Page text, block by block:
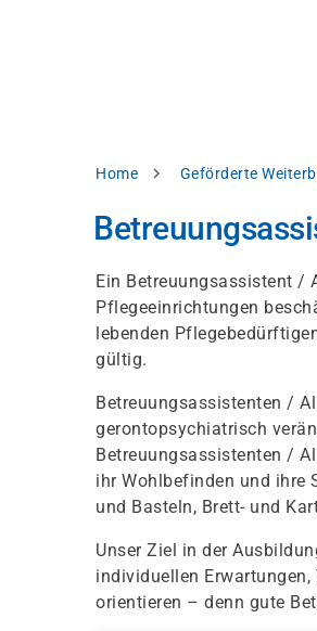
Pfadnavigation
Home Geförderte
Ein Betreuungsassistent /
Pflegeeinrichtungen
lebenden
gültig.
Betreuungsassistenten /
gerontopsychiatrisch
Betreuungsassistenten /
ihr Wohlbefinden und ihre
und Basteln, Brett- und
Unser Ziel in der
individuellen
orientieren – denn gute